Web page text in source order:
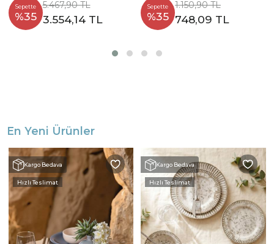
Sepette
%35
5.467,90 TL
3.554,14 TL
Sepette
%35
1.150,90 TL
748,09 TL
En Yeni Ürünler
Kargo Bedava
Hızlı Teslimat
Kargo Bedava
Hızlı Teslimat